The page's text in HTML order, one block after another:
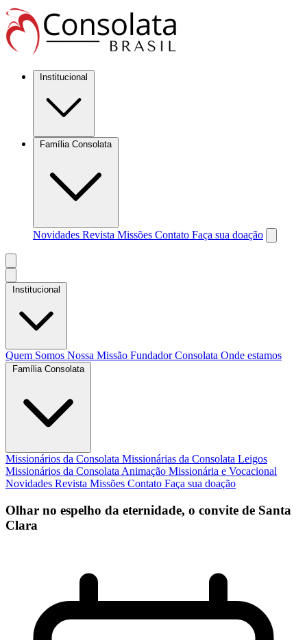
Institucional
Família Consolata
Novidades Revista Missões Contato Faça sua doação
Institucional
Quem Somos Nossa Missão FundadorConsolata Onde estamos
Família Consolata
Missionários da Consolata Missionárias da Consolata Leigos
Missionários da Consolata Animação Missionária e Vocacional
Novidades Revista Missões Contato Faça sua doação
Olhar no espelho da eternidade, o convite de Santa
Clara